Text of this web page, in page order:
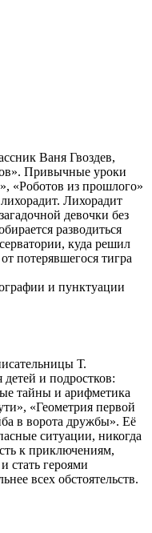
Ваня Гвоздев,
Привычные уроки
«Роботов из прошлого»
Лихорадит
девочки без
разводиться
куда решил
потерявшегося тигра
и пунктуации
Т.
и подростков:
тайны и арифметика
«Геометрия первой
в ворота дружбы». Её
ситуации, никогда
к приключениям,
стать героями
всех обстоятельств.